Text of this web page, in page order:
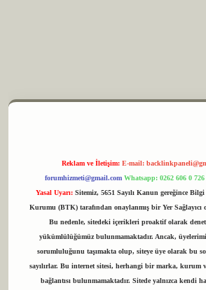
Reklam ve İletişim: E-mail:
forumhizmeti@gmail.com Whatsapp: 0262 606 0 726
Yasal Uyarı: Sitemiz, 5651 Sayılı Kanun gereğince
Kurumu (BTK) tarafından onaylanmış bir Yer Sağlayıcı
Bu nedenle, sitedeki içerikleri proaktif olarak
yükümlülüğümüz bulunmamaktadır. Ancak,
sorumluluğunu taşımakta olup, siteye üye olarak bu
sayılırlar. Bu internet sitesi, herhangi bir marka, kurum
bağlantısı bulunmamaktadır. Sitede yalnızca kendi